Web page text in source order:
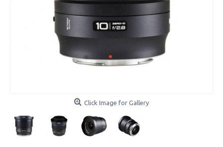
Click Image for Gallery